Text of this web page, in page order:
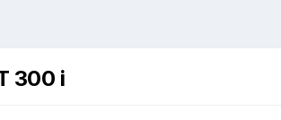
300 i